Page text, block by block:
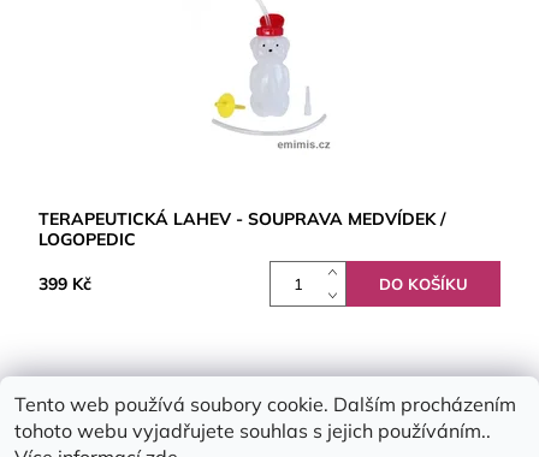
TERAPEUTICKÁ LAHEV - SOUPRAVA MEDVÍDEK /
LOGOPEDIC
399 Kč
Tento web používá soubory cookie. Dalším procházením
tohoto webu vyjadřujete souhlas s jejich používáním..